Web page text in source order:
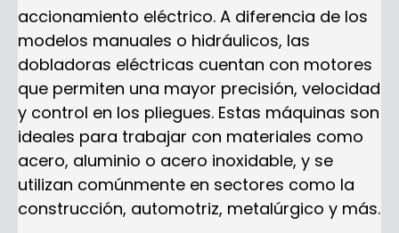
accionamiento eléctrico. A diferencia de los
modelos manuales o hidráulicos, las
dobladoras eléctricas cuentan con motores
que permiten una mayor precisión, velocidad
y control en los pliegues. Estas máquinas son
ideales para trabajar con materiales como
acero, aluminio o acero inoxidable, y se
utilizan comúnmente en sectores como la
construcción, automotriz, metalúrgico y más.